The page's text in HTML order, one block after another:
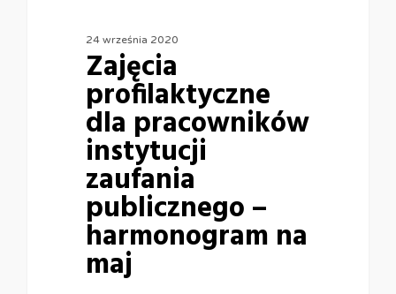
24 września 2020
Zajęcia
profilaktyczne
dla pracowników
instytucji
zaufania
publicznego –
harmonogram na
maj